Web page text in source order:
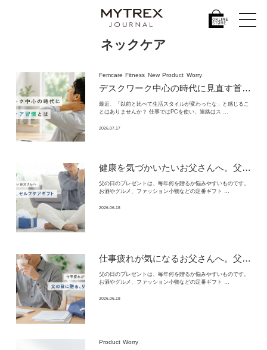
ネックケア
Femcare Fitness New Product Worry
デスクワーク中心の時代に見直す首まわりケア習慣とは｜働き方の変化とネックケアの考え方｜MYTREX（マイトレックス）
最近、「以前と比べて生活スタイルが変わったな」と感じるこ
とはありませんか？ 仕事ではPCを使い、連絡はス …
2026.07.17
健康を気づかいたいお父さんへ。 父の日に贈りたい実用的なセルフケアギフト
父の日のプレゼントは、毎年何を贈るか悩みやすいものです。
お酒やグルメ、ファッション小物などの定番ギフト …
2026.06.18
仕事疲れが気になるお父さんへ。 父の日に贈りたい実用的なリラックスギフト
父の日のプレゼントは、毎年何を贈るか悩みやすいものです。
お酒やグルメ、ファッション小物などの定番ギフト …
2026.06.18
Product Worry